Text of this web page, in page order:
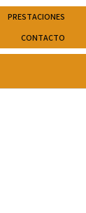
PRESTACIONES
CONTACTO